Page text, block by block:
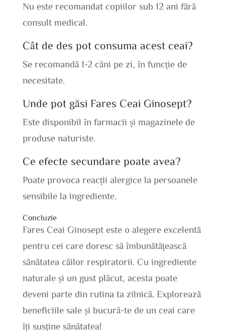
Nu este recomandat copiilor sub 12 ani fără
consult medical.
Cât de des pot consuma acest ceai?
Se recomandă 1-2 căni pe zi, în funcție de
necesitate.
Unde pot găsi Fares Ceai Ginosept?
Este disponibil în farmacii și magazinele de
produse naturiste.
Ce efecte secundare poate avea?
Poate provoca reacții alergice la persoanele
sensibile la ingrediente.
Concluzie
Fares Ceai Ginosept este o alegere excelentă
pentru cei care doresc să îmbunătățească
sănătatea căilor respiratorii. Cu ingrediente
naturale și un gust plăcut, acesta poate
deveni parte din rutina ta zilnică. Explorează
beneficiile sale și bucură-te de un ceai care
îți susține sănătatea!